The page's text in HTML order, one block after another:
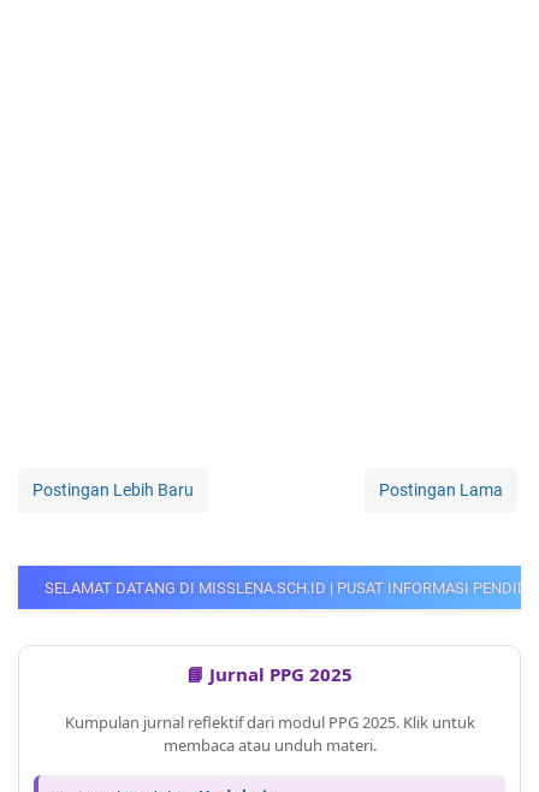
Postingan Lebih Baru Postingan Lama
DI MISSLENA.SCH.ID | PUSAT INFORMASI PENDIDIKAN, PPG GURU,
📘 Jurnal PPG 2025
Kumpulan jurnal reflektif dari modul PPG 2025. Klik untuk
membaca atau unduh materi.